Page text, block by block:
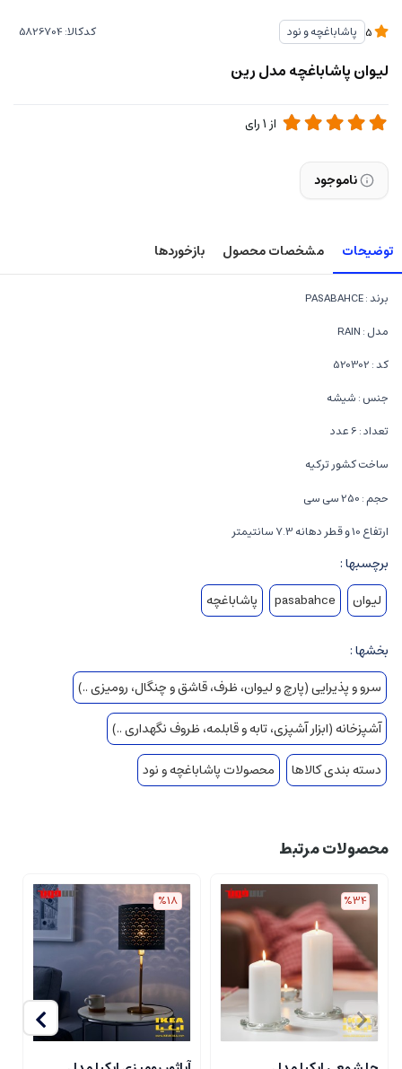
پاشاباغچه و نود کدکالا:
لیوان پاشاباغچه مدل رین
از 1رای
ناموجود
توضیحات مشخصات محصول بازخوردها
برند : PASABAHCE
مدل : RAIN
کد : 520302
جنس : شیشه
تعداد : 6 عدد
ساخت کشور ترکیه
حجم : 250 سی سی
ارتفاع 10 و قطر دهانه 7.3 سانتیمتر
برچسبها :
لیوان
pasabahce پاشاباغچه
بخشها :
سرو و پذیرایی (پارچ و لیوان، ظرف، قاشق و چنگال، رومیزی ..)
آشپزخانه (ابزار آشپزی، تابه و قابلمه، ظروف نگهداری ..)
دسته بندی کالاها
محصولات پاشاباغچه و نود
محصولات مرتبط
%34
%18